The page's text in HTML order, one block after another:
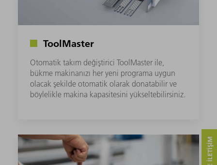
ToolMaster
Otomatik takım değiştirici ToolMaster ile,
bükme makinanızı her yeni programa uygun
olacak şekilde otomatik olarak donatabilir ve
böylelikle makina kapasitesini yükseltebilirsiniz.